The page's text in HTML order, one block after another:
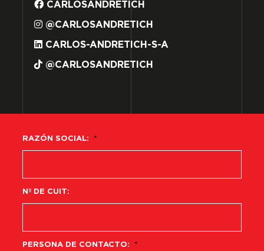
CARLOSANDRETICH
@CARLOSANDRETICH
CARLOS-ANDRETICH-S-A
@CARLOSANDRETICH
RAZÓN SOCIAL: *
Nº DE CUIT:
PERSONA DE CONTACTO: *